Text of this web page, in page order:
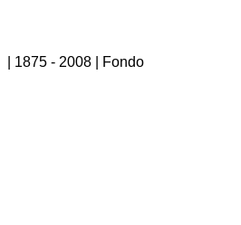
1875 - 2008
| Fondo